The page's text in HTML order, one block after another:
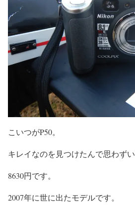
こいつがP50。
キレイなのを見つけたんで思わず
8630円です。
2007年に世に出たモデルです。